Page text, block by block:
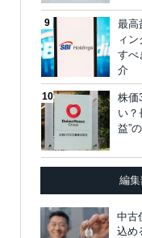
最高
ィ
すべ
介
株価
い？
益”
編
中古
込め